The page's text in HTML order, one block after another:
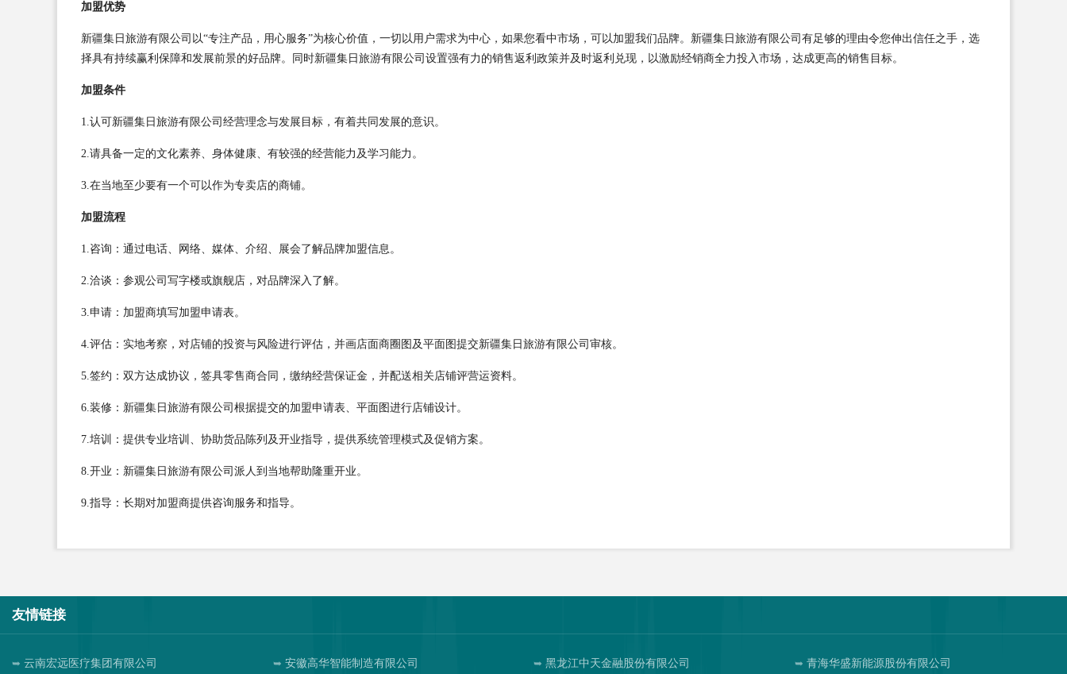
加盟优势
新疆集日旅游有限公司以“专注产品，用心服务”为核心价值，一切以用户需求为中心，如果您看中市场，可以加盟我们品牌。新疆集日旅游有限公司有足够的理由令您伸出信任之手，选
择具有持续赢利保障和发展前景的好品牌。同时新疆集日旅游有限公司设置强有力的销售返利政策并及时返利兑现，以激励经销商全力投入市场，达成更高的销售目标。
加盟条件
1.认可新疆集日旅游有限公司经营理念与发展目标，有着共同发展的意识。
2.请具备一定的文化素养、身体健康、有较强的经营能力及学习能力。
3.在当地至少要有一个可以作为专卖店的商铺。
加盟流程
1.咨询：通过电话、网络、媒体、介绍、展会了解品牌加盟信息。
2.洽谈：参观公司写字楼或旗舰店，对品牌深入了解。
3.申请：加盟商填写加盟申请表。
4.评估：实地考察，对店铺的投资与风险进行评估，并画店面商圈图及平面图提交新疆集日旅游有限公司审核。
5.签约：双方达成协议，签具零售商合同，缴纳经营保证金，并配送相关店铺评营运资料。
6.装修：新疆集日旅游有限公司根据提交的加盟申请表、平面图进行店铺设计。
7.培训：提供专业培训、协助货品陈列及开业指导，提供系统管理模式及促销方案。
8.开业：新疆集日旅游有限公司派人到当地帮助隆重开业。
9.指导：长期对加盟商提供咨询服务和指导。
友情链接
云南宏远医疗集团有限公司 安徽高华智能制造有限公司 黑龙江中天金融股份有限公司 青海华盛新能源股份有限公司